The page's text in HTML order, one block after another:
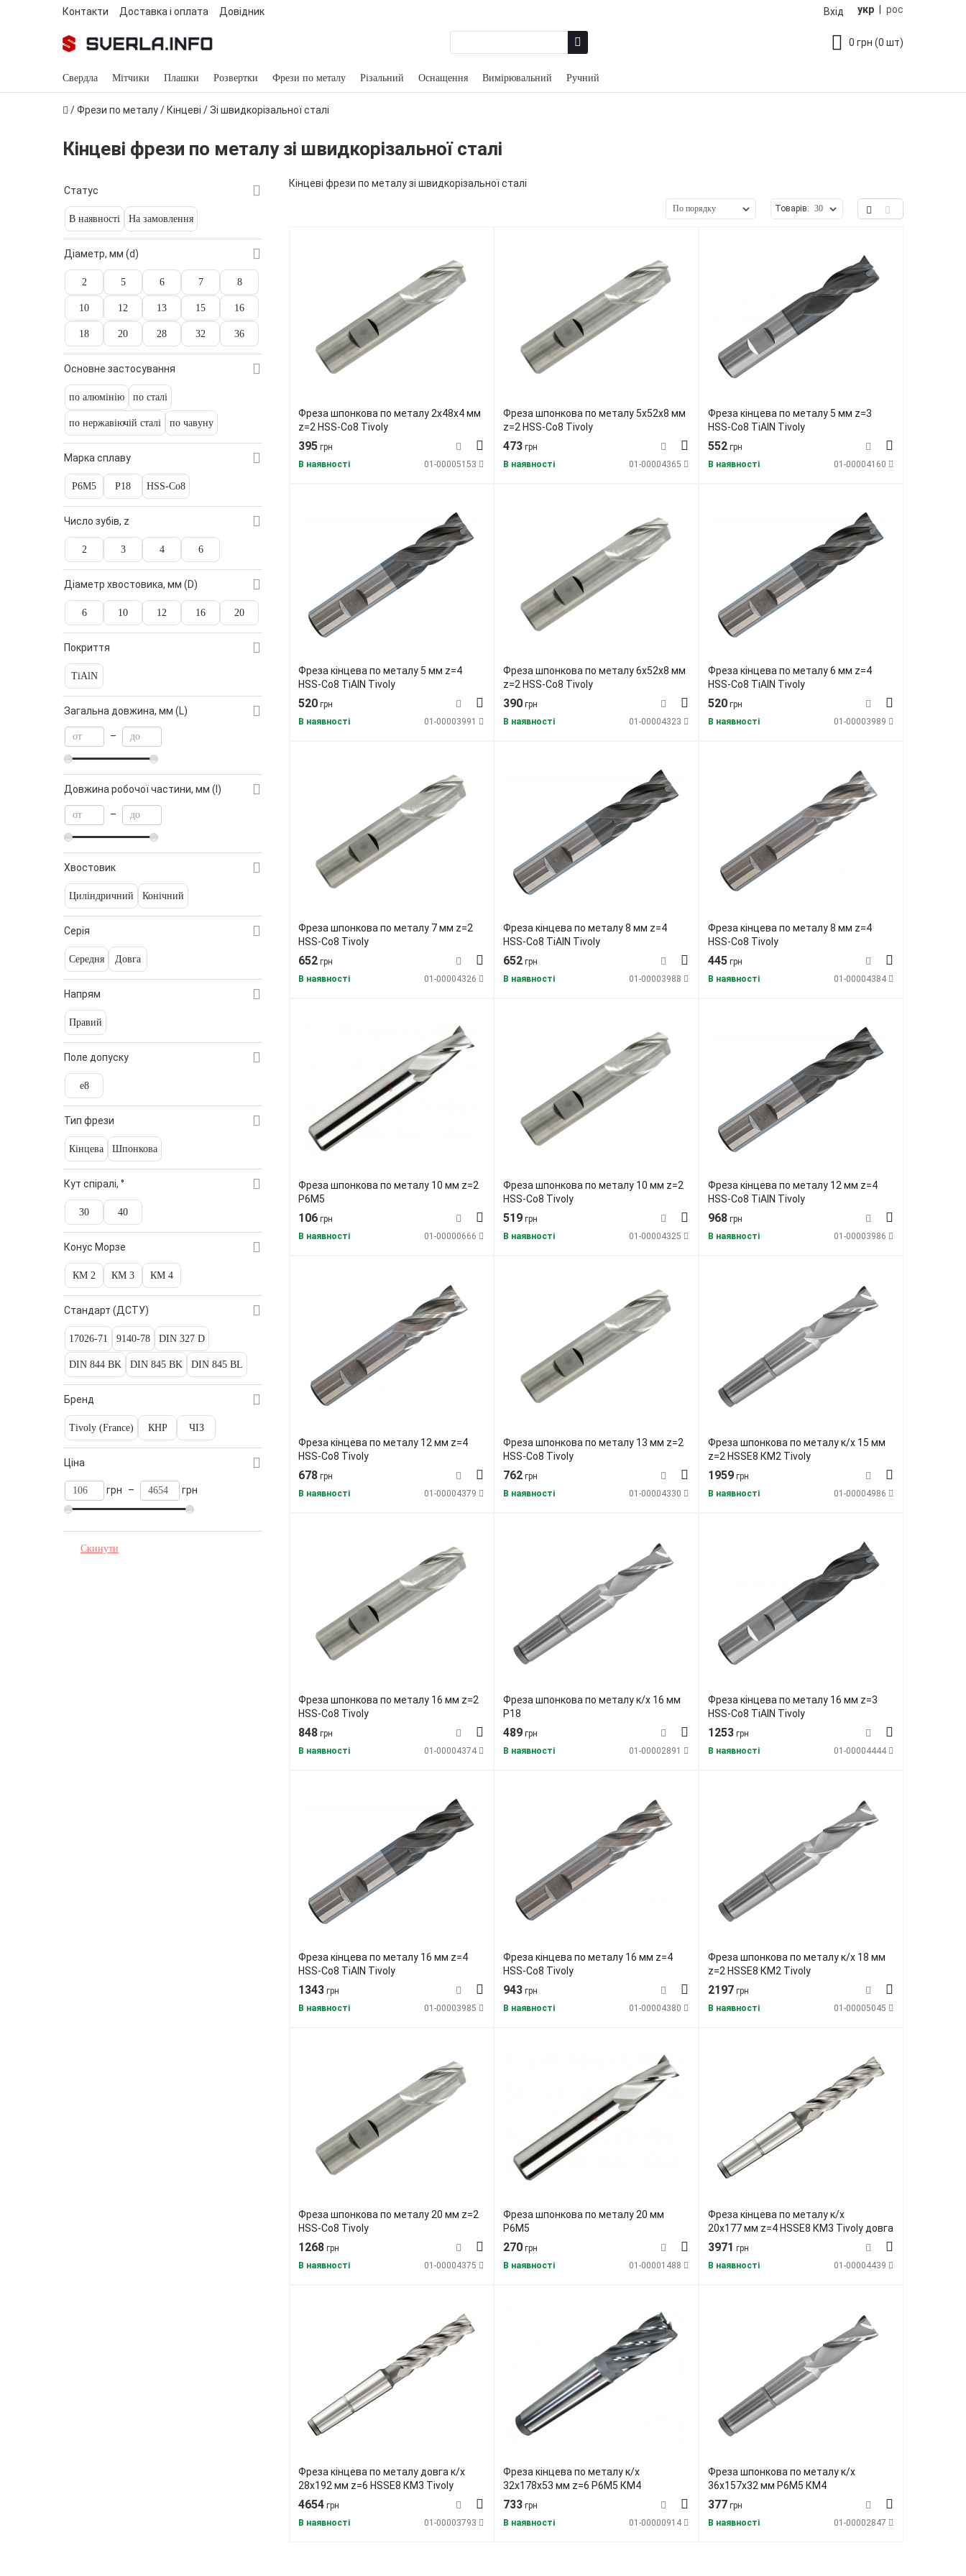
укр рос
Контакти Доставка і оплата Довідник Вхід
0 грн (0 шт)
Свердла Мітчики Плашки Розвертки Фрези по металу Різальний Оснащення Вимірювальний Ручний
/Фрези по металу/ Кінцеві / Зі швидкорізальної сталі
Кінцеві фрези по металу зі швидкорізальної сталі
Кінцеві фрези по металу зі швидкорізальної сталі
Товарів:
Фреза шпонкова по металу 2х48х4 мм
z=2 HSS-Co8 Tivoly
395 грн
В наявності
01-00005153
Фреза шпонкова по металу 5х52х8 мм
z=2 HSS-Co8 Tivoly
473 грн
В наявності
01-00004365
Фреза кінцева по металу 5 мм z=3
HSS-Co8 TiAlN Tivoly
552 грн
В наявності
01-00004160
Фреза кінцева по металу 5 мм z=4
HSS-Co8 TiAlN Tivoly
520 грн
В наявності
01-00003991
Фреза шпонкова по металу 6х52х8 мм
z=2 HSS-Co8 Tivoly
390 грн
В наявності
01-00004323
Фреза кінцева по металу 6 мм z=4
HSS-Co8 TiAlN Tivoly
520 грн
В наявності
01-00003989
Фреза шпонкова по металу 7 мм z=2
HSS-Co8 Tivoly
652 грн
В наявності
01-00004326
Фреза кінцева по металу 8 мм z=4
HSS-Co8 TiAlN Tivoly
652 грн
В наявності
01-00003988
Фреза кінцева по металу 8 мм z=4
HSS-Co8 Tivoly
445 грн
В наявності
01-00004384
Фреза шпонкова по металу 10 мм z=2
Р6М5
106 грн
В наявності
01-00000666
Фреза шпонкова по металу 10 мм z=2
HSS-Co8 Tivoly
519 грн
В наявності
01-00004325
Фреза кінцева по металу 12 мм z=4
HSS-Co8 TiAlN Tivoly
968 грн
В наявності
01-00003986
Фреза кінцева по металу 12 мм z=4
HSS-Co8 Tivoly
678 грн
В наявності
01-00004379
Фреза шпонкова по металу 13 мм z=2
HSS-Co8 Tivoly
762 грн
В наявності
01-00004330
Фреза шпонкова по металу к/х 15 мм
z=2 HSSE8 КМ2 Tivoly
1959 грн
В наявності
01-00004986
Фреза шпонкова по металу 16 мм z=2
HSS-Co8 Tivoly
848 грн
В наявності
01-00004374
Фреза шпонкова по металу к/х 16 мм
Р18
489 грн
В наявності
01-00002891
Фреза кінцева по металу 16 мм z=3
HSS-Co8 TiAlN Tivoly
1253 грн
В наявності
01-00004444
Фреза кінцева по металу 16 мм z=4
HSS-Co8 TiAlN Tivoly
1343 грн
В наявності
01-00003985
Фреза кінцева по металу 16 мм z=4
HSS-Co8 Tivoly
943 грн
В наявності
01-00004380
Фреза шпонкова по металу к/х 18 мм
z=2 HSSE8 КМ2 Tivoly
2197 грн
В наявності
01-00005045
Фреза шпонкова по металу 20 мм z=2
HSS-Co8 Tivoly
1268 грн
В наявності
01-00004375
Фреза шпонкова по металу 20 мм
Р6М5
270 грн
В наявності
01-00001488
Фреза кінцева по металу к/х
20х177 мм z=4 HSSE8 КМ3 Tivoly довга
3971 грн
В наявності
01-00004439
Фреза кінцева по металу довга к/х
28х192 мм z=6 HSSE8 КМ3 Tivoly
4654 грн
В наявності
01-00003793
Фреза кінцева по металу к/х
32х178х53 мм z=6 Р6М5 КМ4
733 грн
В наявності
01-00000914
Фреза шпонкова по металу к/х
36х157х32 мм Р6М5 КМ4
377 грн
В наявності
01-00002847
Статус
В наявності На замовлення
Діаметр, мм (d)
2 5 6 7 8
10 12 13 15 16
18 20 28 32 36
Основне застосування
по алюмінію по сталі
по нержавіючій сталі по чавуну
Марка сплаву
Р6М5 Р18 HSS-Co8
Число зубів, z
2 3 4 6
Діаметр хвостовика, мм (D)
6 10 12 16 20
Покриття
TiAlN
Загальна довжина, мм (L)
–
Довжина робочої частини, мм (l)
–
Хвостовик
Циліндричний Конічний
Серія
Середня Довга
Напрям
Правий
Поле допуску
e8
Тип фрези
Кінцева Шпонкова
Кут спіралі, °
30 40
Конус Морзе
КМ 2 КМ 3 КМ 4
Стандарт (ДСТУ)
17026-71 9140-78 DIN 327 D
DIN 844 BK DIN 845 BK DIN 845 BL
Бренд
Tivoly (France) КНР ЧІЗ
Ціна
грн – грн